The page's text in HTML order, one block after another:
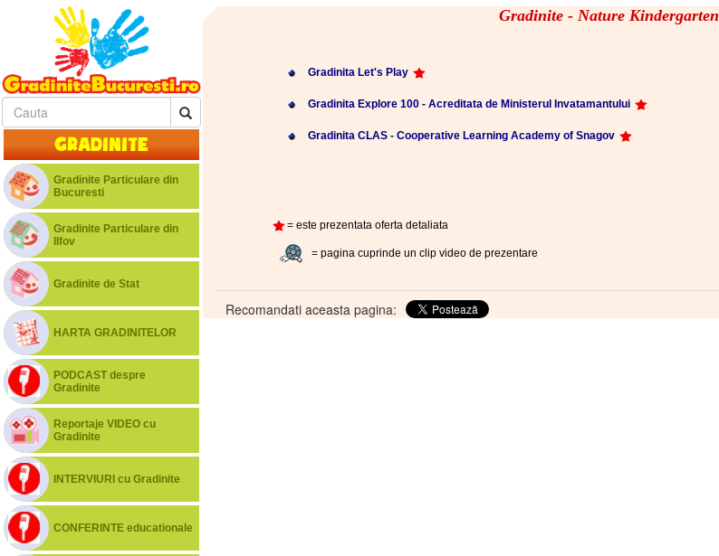
Gradinite
Gradinite Particulare din
Bucuresti
Gradinite Particulare din
Ilfov
Gradinite de Stat
HARTA GRADINITELOR
PODCAST despre
Gradinite
Reportaje VIDEO cu
Gradinite
INTERVIURI cu Gradinite
CONFERINTE educationale
Gradinite - Nature Kindergarten
Gradinita Let's Play
Gradinita Explore 100 - Acreditata de Ministerul Invatamantului
Gradinita CLAS - Cooperative Learning Academy of Snagov
= este prezentata oferta detaliata
= pagina cuprinde un clip video de prezentare
Recomandati aceasta pagina: